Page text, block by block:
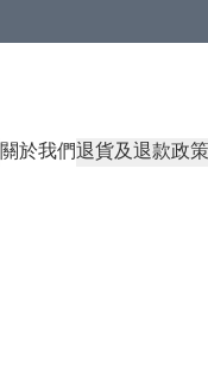
關於我們退貨及退款政策